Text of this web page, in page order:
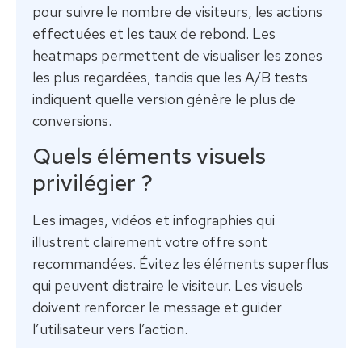
pour suivre le nombre de visiteurs, les actions
effectuées et les taux de rebond. Les
heatmaps permettent de visualiser les zones
les plus regardées, tandis que les A/B tests
indiquent quelle version génère le plus de
conversions.
Quels éléments visuels
privilégier ?
Les images, vidéos et infographies qui
illustrent clairement votre offre sont
recommandées. Évitez les éléments superflus
qui peuvent distraire le visiteur. Les visuels
doivent renforcer le message et guider
l’utilisateur vers l’action.